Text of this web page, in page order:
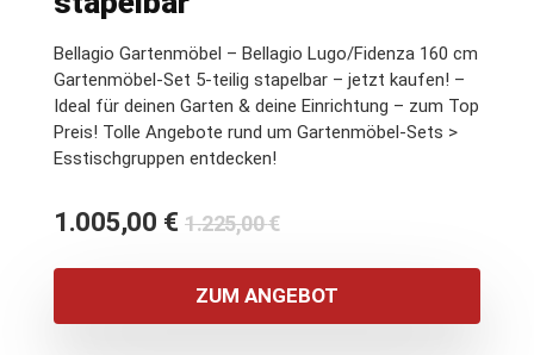
Bellagio Gartenmöbel – Bellagio Lugo/Fidenza 160 cm
Gartenmöbel-Set 5-teilig stapelbar – jetzt kaufen! –
Ideal für deinen Garten & deine Einrichtung – zum Top
Preis! Tolle Angebote rund um Gartenmöbel-Sets >
Esstischgruppen entdecken!
1.225,00€Ursprünglicher
war:
1.225,00 €
1.005,00 €
Aktueller
ist:
1.005,00 €.
ZUM ANGEBOT